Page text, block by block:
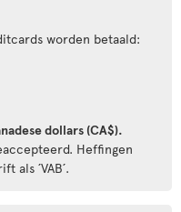
worden betaald:
dollars (CA$).
Heffingen
als ´VAB´.